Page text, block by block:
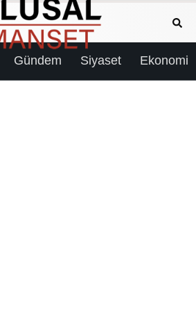
Gündem Siyaset Ekonomi